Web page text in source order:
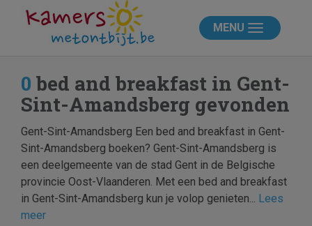
MENU
0 bed and breakfast in Gent-
Sint-Amandsberg gevonden
Gent-Sint-Amandsberg Een bed and breakfast in Gent-
Sint-Amandsberg boeken? Gent-Sint-Amandsberg is
een deelgemeente van de stad Gent in de Belgische
provincie Oost-Vlaanderen. Met een bed and breakfast
in Gent-Sint-Amandsberg kun je volop genieten... Lees
meer